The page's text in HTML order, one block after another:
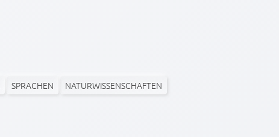
SPRACHEN
NATURWISSENSCHAFTEN